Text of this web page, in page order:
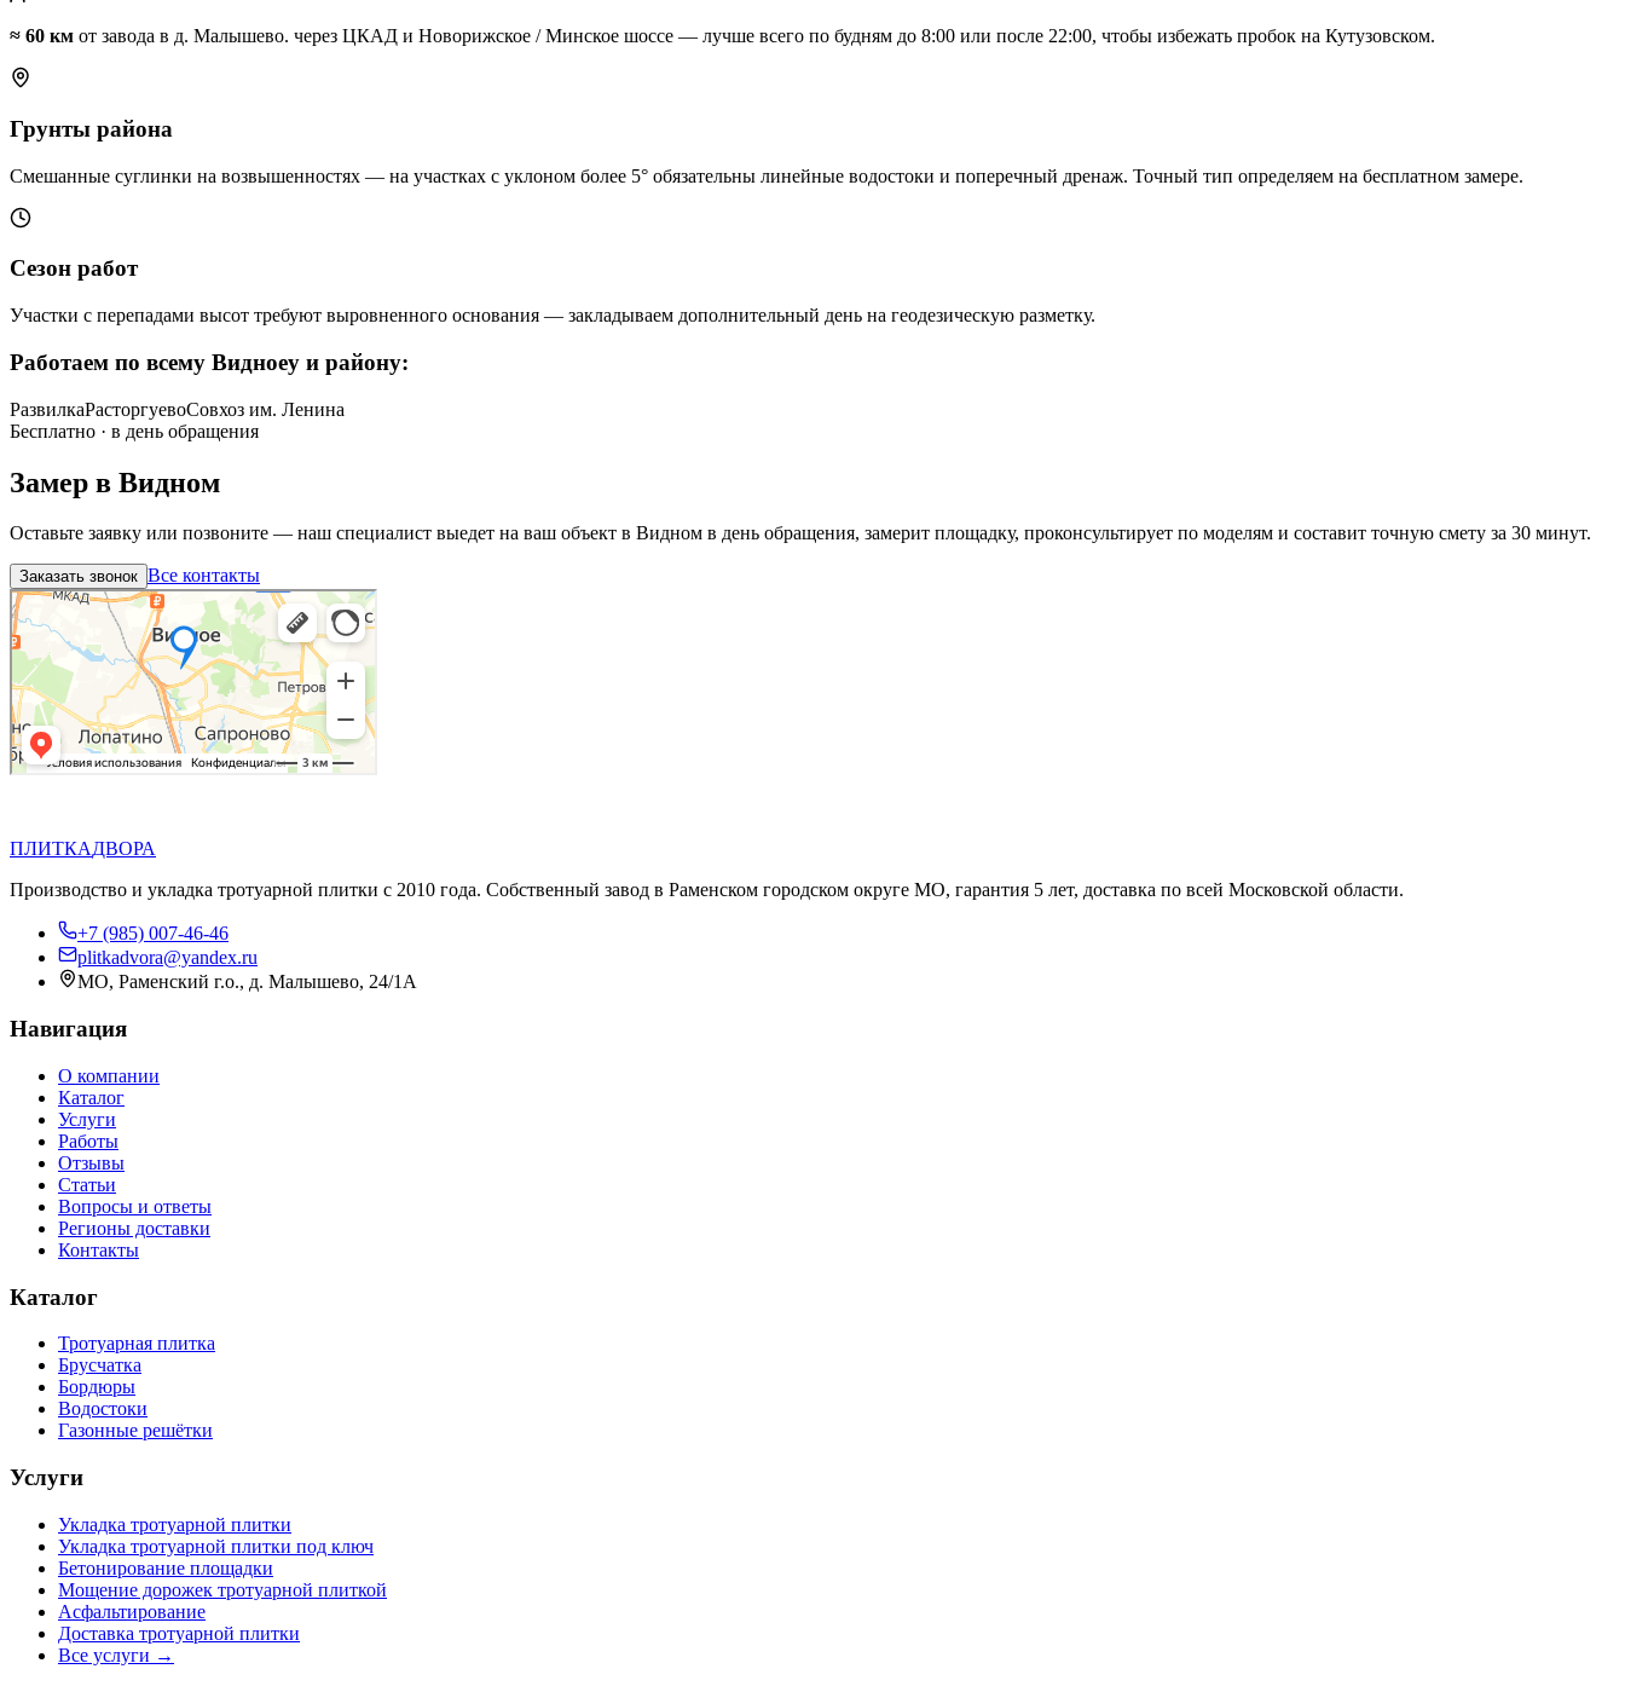
≈ 60 км от завода в д. Малышево. через ЦКАД и Новорижское / Минское шоссе — лучше всего по будням до 8:00 или после 22:00, чтобы избежать пробок на Кутузовском.
Грунты района
Смешанные суглинки на возвышенностях — на участках с уклоном более 5° обязательны линейные водостоки и поперечный дренаж. Точный тип определяем на бесплатном замере.
Сезон работ
Участки с перепадами высот требуют выровненного основания — закладываем дополнительный день на геодезическую разметку.
Работаем по всему Видноеу и району:
РазвилкаРасторгуевоСовхоз им. Ленина
Бесплатно · в день обращения
Замер в Видном
Оставьте заявку или позвоните — наш специалист выедет на ваш объект в Видном в день обращения, замерит площадку, проконсультирует по моделям и составит точную смету за 30 минут.
Заказать звонок Все контакты
ПЛИТКАДВОРА
Производство и укладка тротуарной плитки с 2010 года. Собственный завод в Раменском городском округе МО, гарантия 5 лет, доставка по всей Московской области.
+7 (985) 007-46-46
plitkadvora@yandex.ru
МО, Раменский г.о., д. Малышево, 24/1А
Навигация
О компании
Каталог
Услуги
Работы
Отзывы
Статьи
Вопросы и ответы
Регионы доставки
Контакты
Каталог
Тротуарная плитка
Брусчатка
Бордюры
Водостоки
Газонные решётки
Услуги
Укладка тротуарной плитки
Укладка тротуарной плитки под ключ
Бетонирование площадки
Мощение дорожек тротуарной плиткой
Асфальтирование
Доставка тротуарной плитки
Все услуги →